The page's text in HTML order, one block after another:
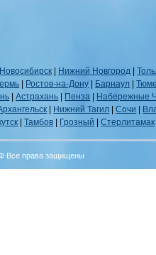
Новосибирск | Нижний Новгород |
| Ростов-на-Дону | Барнаул |
|Астрахань | Пенза | Набережные
| Нижний Тагил |Сочи |
|Тамбов | Грозный |Стерлитамак
Все права защищены